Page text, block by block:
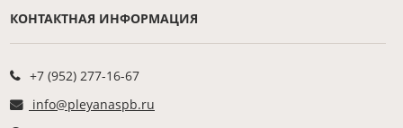
КОНТАКТНАЯ ИНФОРМАЦИЯ
+7 (952) 277-16-67
info@pleyanaspb.ru